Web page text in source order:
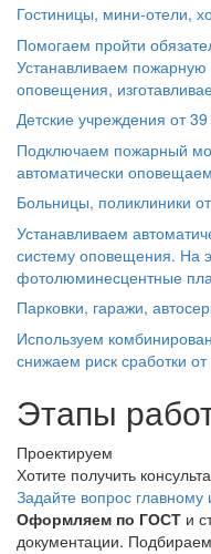
Гостиницы, мини-отели,
Помогаем пройти
Устанавливаем пожарную
оповещения,
Детские учреждения от
Подключаем пожарный
автоматически
Больницы, поликлиники
Устанавливаем
систему оповещения.
фотолюминесцентные
Парковки, гаражи,
Используем
снижаем риск сработки
Этапы
Проектируем
Хотите получить
Задайте вопрос главному
Оформляем по ГОСТ и
документации.